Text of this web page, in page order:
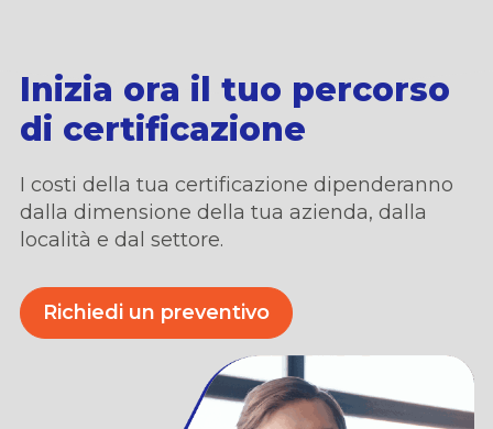
Inizia ora il tuo percorso
di certificazione
I costi della tua certificazione dipenderanno
dalla dimensione della tua azienda, dalla
località e dal settore.
Richiedi un preventivo